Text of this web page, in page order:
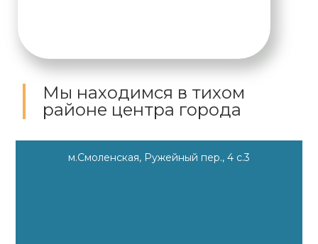
Мы находимся в тихом
районе центра города
м.Смоленская, Ружейный пер., 4 с.3